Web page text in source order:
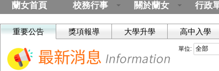
蘭女首頁 校務行事 關於蘭女 行政
重要公告 獎項報導 大學升學 高中入學
單位: